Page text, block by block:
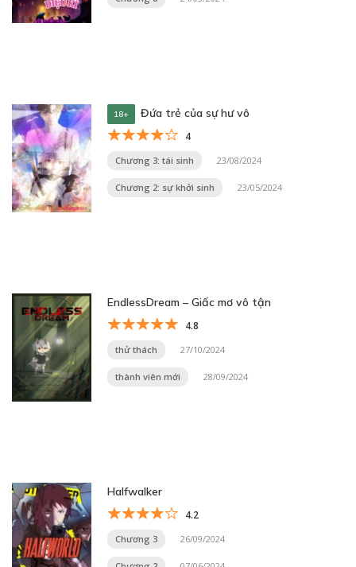
18+ Đứa trẻ của sự hư vô
4
Chương 3: tái sinh 23/08/2024
Chương 2: sự khởi sinh 23/05/2024
EndlessDream – Giấc mơ vô tận
4.8
thử thách 27/10/2024
thành viên mới 28/09/2024
Halfwalker
4.2
Chương 3 26/09/2024